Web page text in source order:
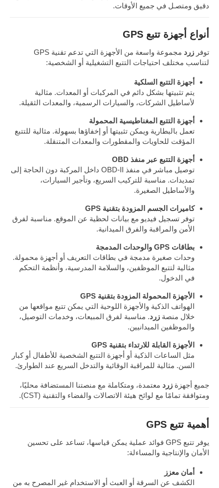
دقيق ومتصـل في جميع الأوقات.
أنواع أجهزة تتبع GPS
توفر زرد
مجموعة واسعة من الأجهزة التي تدعم تقنية GPS
لتناسب مختلف احتياجات التتبع التشغيلية أو الشخصية:
أجهزة التتبع السلكية
يتم تثبيتها بشكل دائم في المركبات أو المعدات. مثالية
لأساطيل الشركات، والسيارات الرسمية، والمعدات الثقيلة.
أجهزة التتبع المغناطيسية المحمولة
تعمل بالبطارية ويمكن تثبيتها أو إخفاؤها بسهولة. مثالية للتتبع
المؤقت للحاويات والمقطورات والمعدات المتنقلة.
أجهزة التتبع عبر منفذ OBD
توصيل مباشر في منفذ OBD-II داخل المركبة دون الحاجة إلى
تمديدات. مناسبة للتركيب السريع، وتأجير السيارات،
والأساطيل الصغيرة.
كاميرات الجسم المزودة بتقنية GPS
توفر تسجيل فيديو مع بيانات لحظية عن الموقع. مناسبة لفرق
الأمن والمراقبة والفرق الميدانية.
بطاقات GPS والوحدات المدمجة
وحدات صغيرة مدمجة في بطاقات التعريف أو أجهزة محمولة.
مثالية لتتبع الموظفين، والسلامة المدرسية، وأنظمة التحكم
في الدخول.
الأجهزة المحمولة المزودة بتقنية GPS
الهواتف الذكية والأجهزة اللوحية التي يمكن تتبع مواقعها من
خلال منصة زرد. مناسبة لفرق المبيعات، وخدمات التوصيل،
والموظفين الميدانيين.
الأجهزة القابلة للارتداء بتقنية GPS
مثل الساعات الذكية أو أجهزة التتبع الشخصية للأطفال أو كبار
السن. مثالية للمراقبة الوقائية والتدخل السريع عند الطوارئ.
جميع أجهزة زرد معتمدة، ومتكاملة مع منصتنا المستضافة محليًا،
ومتوافقة تمامًا مع لوائح هيئة الاتصالات والفضاء والتقنية (CST).
أهمية تتبع GPS
يوفر تتبع GPS فوائد عملية يمكن قياسها، تساعد على تحسين
الأمان والإنتاجية والمساءلة:
أمان معزز
الكشف عن السرقة أو العبث أو الاستخدام غير المصرح به من